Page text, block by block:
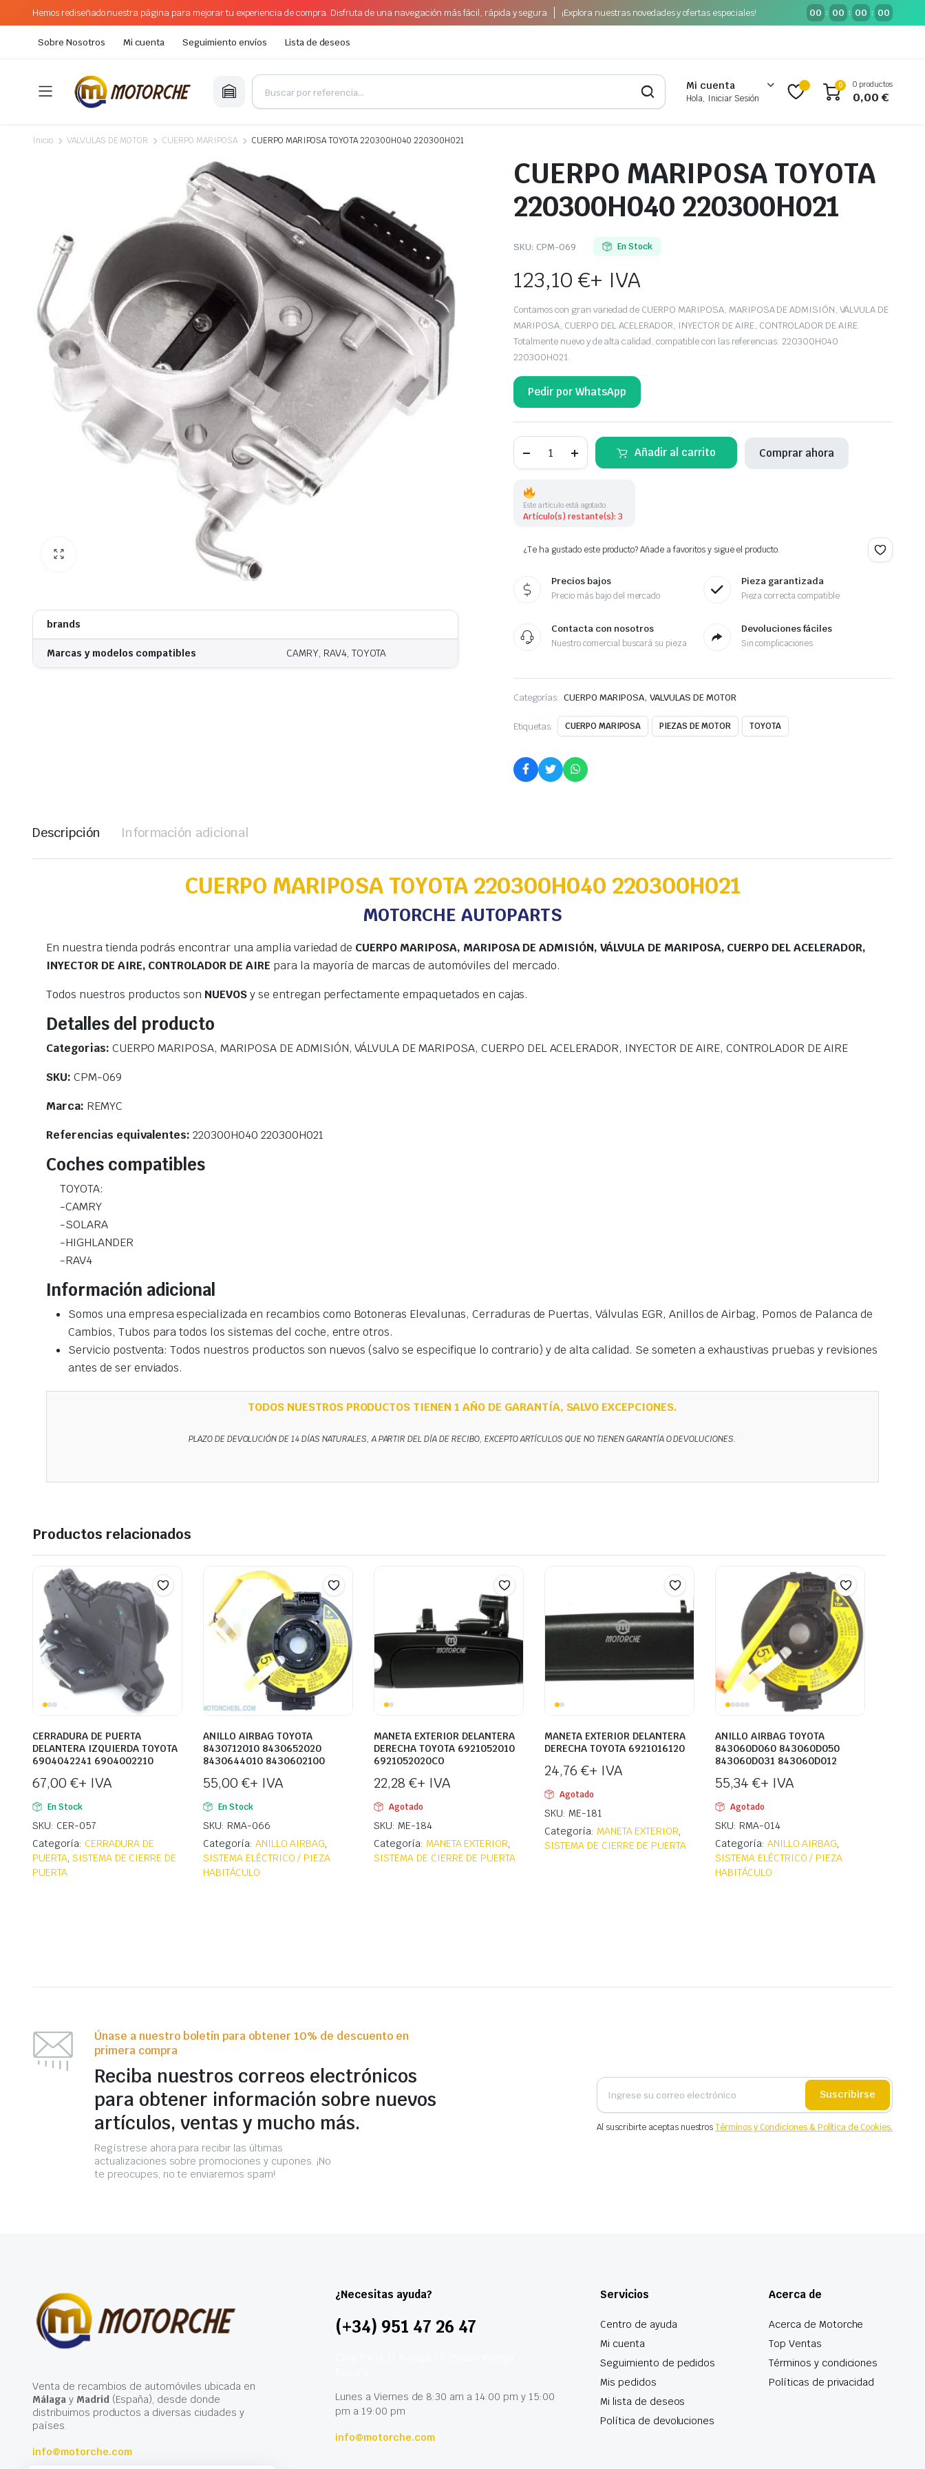
Hemos rediseñado nuestra página para mejorar tu experiencia de compra. Disfruta de una navegación más fácil, rápida y segura ¡Explora nuestras novedades y ofertas especiales! 00 : 00 : 00 : 00
Sobre Nosotros Mi cuenta Seguimiento envíos Lista de deseos
Mi cuenta
Hola, Iniciar Sesión
0 0 productos
0,00€
Inicio VALVULAS DE MOTOR CUERPO MARIPOSA CUERPO MARIPOSA TOYOTA 220300H040 220300H021
brands
Marcas y modelos compatibles CAMRY, RAV4, TOYOTA
CUERPO MARIPOSA TOYOTA
220300H040 220300H021
SKU: CPM-069 En Stock
123,10€+ IVA
Contamos con gran variedad de CUERPO MARIPOSA, MARIPOSA DE ADMISIÓN, VÁLVULA DE
MARIPOSA, CUERPO DEL ACELERADOR, INYECTOR DE AIRE, CONTROLADOR DE AIRE.
Totalmente nuevo y de alta calidad, compatible con las referencias: 220300H040
220300H021.
Pedir por WhatsApp
MARIPOSA
cantidad
Añadir al carrito Comprar ahora
Este artículo está agotado.
Artículo(s) restante(s): 3
¿Te ha gustado este producto? Añade a favoritos y sigue el producto.
Precios bajos
Precio más bajo del mercado
Pieza garantizada
Pieza correcta compatible
Contacta con nosotros
Nuestro comercial buscará su pieza
Devoluciones fáciles
Sin complicaciones
Categorías: CUERPO MARIPOSA, VALVULAS DE MOTOR
Etiquetas: CUERPO MARIPOSA PIEZAS DE MOTOR TOYOTA
Descripción Información adicional
CUERPO MARIPOSA TOYOTA 220300H040 220300H021
MOTORCHE AUTOPARTS
En nuestra tienda podrás encontrar una amplia variedad de CUERPO MARIPOSA, MARIPOSA DE ADMISIÓN, VÁLVULA DE MARIPOSA, CUERPO DEL ACELERADOR,
INYECTOR DE AIRE, CONTROLADOR DE AIRE para la mayoría de marcas de automóviles del mercado.
Todos nuestros productos son NUEVOSy se entregan perfectamente empaquetados en cajas.
Detalles del producto
Categorias: CUERPO MARIPOSA, MARIPOSA DE ADMISIÓN, VÁLVULA DE MARIPOSA, CUERPO DEL ACELERADOR, INYECTOR DE AIRE, CONTROLADOR DE AIRE
SKU: CPM-069
Marca: REMYC
Referencias equivalentes:220300H040 220300H021
Coches compatibles
TOYOTA:
-CAMRY
-SOLARA
-HIGHLANDER
-RAV4
Información adicional
Somos una empresa especializada en recambios como Botoneras Elevalunas, Cerraduras de Puertas, Válvulas EGR, Anillos de Airbag, Pomos de Palanca de
Cambios, Tubos para todos los sistemas del coche, entre otros.
Servicio postventa: Todos nuestros productos son nuevos (salvo se especifique lo contrario) y de alta calidad. Se someten a exhaustivas pruebas y revisiones
antes de ser enviados.
TODOS NUESTROS PRODUCTOS TIENEN 1 AÑO DE GARANTÍA, SALVO EXCEPCIONES.
PLAZO DE DEVOLUCIÓN DE 14 DÍAS NATURALES, A PARTIR DEL DÍA DE RECIBO, EXCEPTO ARTÍCULOS QUE NO TIENEN GARANTÍA O DEVOLUCIONES.
Productos relacionados
CERRADURA DE PUERTA
DELANTERA IZQUIERDA TOYOTA
6904042241 6904002210
67,00 €+ IVA
En Stock
SKU: CER-057
Categoría: CERRADURA DE
PUERTA, SISTEMA DE CIERRE DE
PUERTA
ANILLO AIRBAG TOYOTA
8430712010 8430652020
8430644010 8430602100
55,00 €+ IVA
En Stock
SKU: RMA-066
Categoría: ANILLO AIRBAG,
SISTEMA ELÉCTRICO / PIEZA
HABITÁCULO
MANETA EXTERIOR DELANTERA
DERECHA TOYOTA 6921052010
6921052020CO
22,28 €+ IVA
Agotado
SKU: ME-184
Categoría: MANETA EXTERIOR,
SISTEMA DE CIERRE DE PUERTA
MANETA EXTERIOR DELANTERA
DERECHA TOYOTA 6921016120
24,76 €+ IVA
Agotado
SKU: ME-181
Categoría: MANETA EXTERIOR,
SISTEMA DE CIERRE DE PUERTA
ANILLO AIRBAG TOYOTA
843060D060 843060D050
843060D031 843060D012
55,34 €+ IVA
Agotado
SKU: RMA-014
Categoría: ANILLO AIRBAG,
SISTEMA ELÉCTRICO / PIEZA
HABITÁCULO
Únase a nuestro boletín para obtener 10% de descuento en
primera compra
Reciba nuestros correos electrónicos
para obtener información sobre nuevos
artículos, ventas y mucho más.
Regístrese ahora para recibir las últimas
actualizaciones sobre promociones y cupones. ¡No
te preocupes, no te enviaremos spam!
Suscribirse
Al suscribirte aceptas nuestrosTérminos y Condiciones & Política de Cookies.
Venta de recambios de automóviles ubicada en
Málagay Madrid(España), desde donde
distribuimos productos a diversas ciudades y
países.
info@motorche.com
¿Necesitas ayuda?
(+34) 951 47 26 47
Lunes a Viernes de 8:30 am a 14:00 pm y 15:00
pm a 19:00 pm
info@motorche.com
Servicios
Centro de ayuda
Mi cuenta
Seguimiento de pedidos
Mis pedidos
Mi lista de deseos
Política de devoluciones
Acerca de
Acerca de Motorche
Top Ventas
Términos y condiciones
Políticas de privacidad